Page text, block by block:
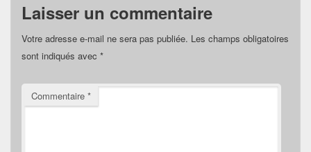
Laisser un commentaire
Votre adresse e-mail ne sera pas publiée. Les champs obligatoires
sont indiqués avec *
Commentaire *